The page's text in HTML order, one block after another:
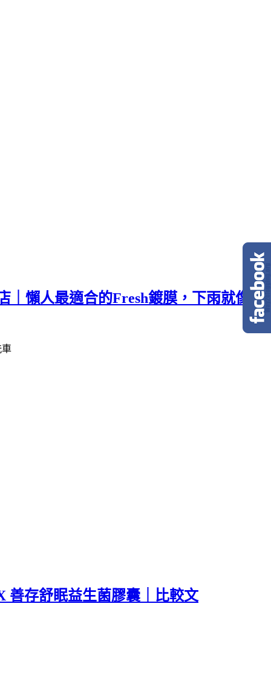
｜懶人最適合的Fresh鍍膜，下雨就像順
善存舒眠益生菌膠囊｜比較文